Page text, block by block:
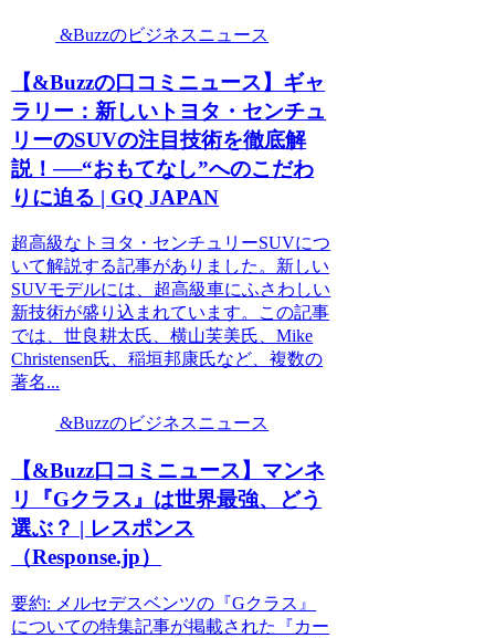
&Buzzのビジネスニュース
【&Buzzの口コミニュース】ギャ
ラリー：新しいトヨタ・センチュ
リーのSUVの注目技術を徹底解
説！──“おもてなし”へのこだわ
りに迫る | GQ JAPAN
超高級なトヨタ・センチュリーSUVにつ
いて解説する記事がありました。新しい
SUVモデルには、超高級車にふさわしい
新技術が盛り込まれています。この記事
では、世良耕太氏、横山芙美氏、Mike
Christensen氏、稲垣邦康氏など、複数の
著名...
&Buzzのビジネスニュース
【&Buzz口コミニュース】マンネ
リ『Gクラス』は世界最強、どう
選ぶ？ | レスポンス
（Response.jp）
要約: メルセデスベンツの『Gクラス』
についての特集記事が掲載された『カー